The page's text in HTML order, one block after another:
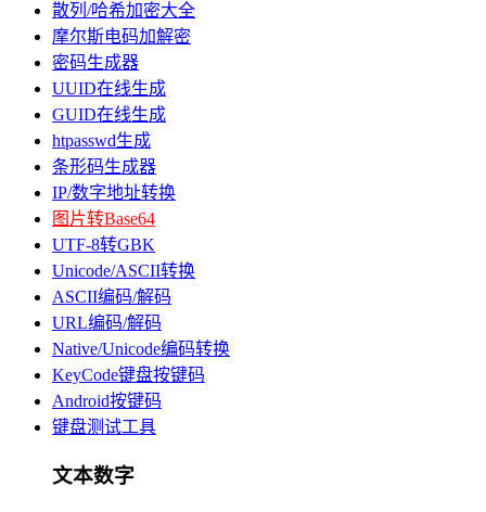
散列/哈希加密大全
摩尔斯电码加解密
密码生成器
UUID在线生成
GUID在线生成
htpasswd生成
条形码生成器
IP/数字地址转换
图片转Base64
UTF-8转GBK
Unicode/ASCII转换
ASCII编码/解码
URL编码/解码
Native/Unicode编码转换
KeyCode键盘按键码
Android按键码
键盘测试工具
文本数字